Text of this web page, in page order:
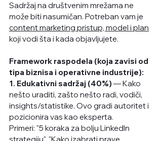
Sadržaj na društvenim mrežama ne
može biti nasumičan. Potreban vam je
content marketing pristup, model i plan
koji vodi šta i kada objavljujete.
Framework raspodela (koja zavisi od
tipa biznisa i operativne industrije):
1. Edukativni sadržaj (40%) — Kako
nešto uraditi, zašto nešto radi, vodiči,
insights/statistike. Ovo gradi autoritet i
pozicionira vas kao eksperta.
Primeri: "5 koraka za bolju LinkedIn